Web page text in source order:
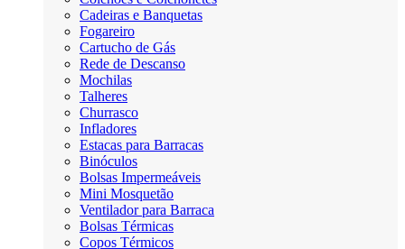
Cadeiras e Banquetas
Fogareiro
Cartucho de Gás
Rede de Descanso
Mochilas
Talheres
Churrasco
Infladores
Estacas para Barracas
Binóculos
Bolsas Impermeáveis
Mini Mosquetão
Ventilador para Barraca
Bolsas Térmicas
Copos Térmicos